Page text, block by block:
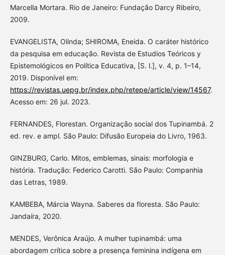
Marcella Mortara. Rio de Janeiro: Fundação Darcy Ribeiro,
2009.
EVANGELISTA, Olinda; SHIROMA, Eneida. O caráter histórico
da pesquisa em educação. Revista de Estudios Teóricos y
Epistemológicos en Política Educativa, [S. l.], v. 4, p. 1–14,
2019. Disponível em:
https://revistas.uepg.br/index.php/retepe/article/view/14567.
Acesso em: 26 jul. 2023.
FERNANDES, Florestan. Organização social dos Tupinambá. 2
ed. rev. e ampl. São Paulo: Difusão Europeia do Livro, 1963.
GINZBURG, Carlo. Mitos, emblemas, sinais: morfologia e
história. Tradução: Federico Carotti. São Paulo: Companhia
das Letras, 1989.
KAMBEBA, Márcia Wayna. Saberes da floresta. São Paulo:
Jandaíra, 2020.
MENDES, Verônica Araújo. A mulher tupinambá: uma
abordagem crítica sobre a presença feminina indígena em